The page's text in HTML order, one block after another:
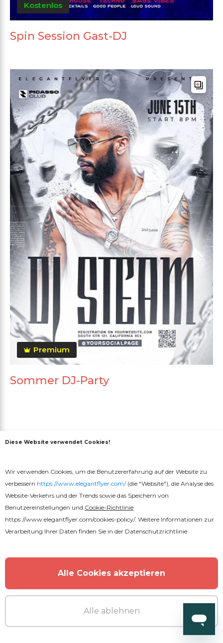
Kostenlos
Spin Session Gast-DJ
Premium
Sommer DJ-Party
Diese Website verwendet Cookies!
Wir verwenden Cookies, um die Benutzererfahrung auf der Website zu
verbessern https://www.elegantflyer.com/(die "Website"), die Analyse des
Website-Verkehrs und der Trends sowie das Speichern von
Benutzereinstellungen und Cookie-Richtlinie
https://www.elegantflyer.com/cookies-policy/. Weitere Informationen zur
Verarbeitung Ihrer Daten finden Sie in der Datenschutzrichtlinie
Alle Cookies akzeptieren
Alle ablehnen